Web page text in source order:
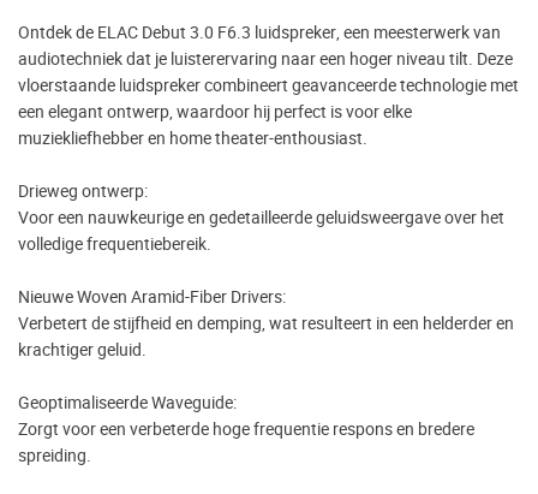
Ontdek de ELAC Debut 3.0 F6.3 luidspreker, een meesterwerk van
audiotechniek dat je luisterervaring naar een hoger niveau tilt. Deze
vloerstaande luidspreker combineert geavanceerde technologie met
een elegant ontwerp, waardoor hij perfect is voor elke
muziekliefhebber en home theater-enthousiast.
Drieweg ontwerp:
Voor een nauwkeurige en gedetailleerde geluidsweergave over het
volledige frequentiebereik.
Nieuwe Woven Aramid-Fiber Drivers:
Verbetert de stijfheid en demping, wat resulteert in een helderder en
krachtiger geluid.
Geoptimaliseerde Waveguide:
Zorgt voor een verbeterde hoge frequentie respons en bredere
spreiding.